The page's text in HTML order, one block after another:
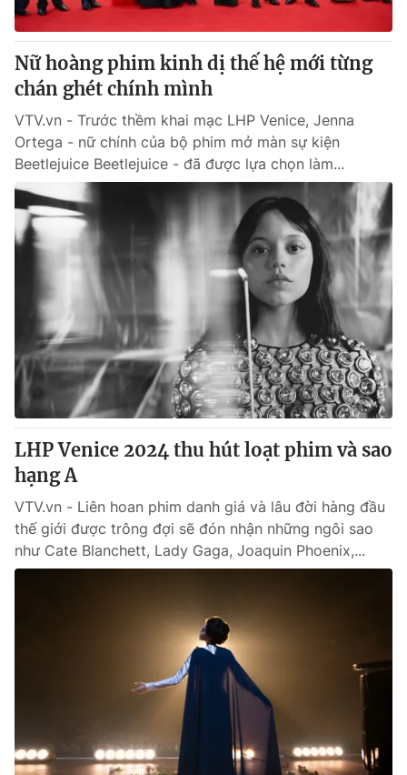
Nữ hoàng phim kinh dị thế hệ mới từng
chán ghét chính mình
VTV.vn - Trước thềm khai mạc LHP Venice, Jenna
Ortega - nữ chính của bộ phim mở màn sự kiện
Beetlejuice Beetlejuice - đã được lựa chọn làm...
LHP Venice 2024 thu hút loạt phim và sao
hạng A
VTV.vn - Liên hoan phim danh giá và lâu đời hàng đầu
thế giới được trông đợi sẽ đón nhận những ngôi sao
như Cate Blanchett, Lady Gaga, Joaquin Phoenix,...